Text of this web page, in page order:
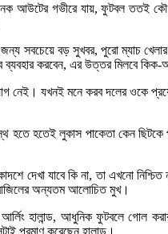
আউটের গভীরে যায়, ফুটবল ততই
জন্য সবচেয়ে বড় সুখবর, পুরো ম্যাচ
ব্যবহার করবেন, এর উত্তর মিলবে
নেই। যখনই মনে করব দলের ওকে
হতে হতেই লুকাস পাকেতা কেন
দেখা যাবে কি না, তা এখনো
অন্যতম আলোচিত মুখ।
হালান্ড, আধুনিক ফুটবলে গোল করার
প্রমাণ করেছেন হালান্ড।